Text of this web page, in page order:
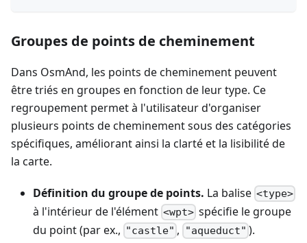
Groupes de points de cheminement
Dans OsmAnd, les points de cheminement peuvent
être triés en groupes en fonction de leur type. Ce
regroupement permet à l'utilisateur d'organiser
plusieurs points de cheminement sous des catégories
spécifiques, améliorant ainsi la clarté et la lisibilité de
la carte.
Définition du groupe de points. La balise <type>
à l'intérieur de l'élément <wpt> spécifie le groupe
du point (par ex., "castle" , "aqueduct" ).